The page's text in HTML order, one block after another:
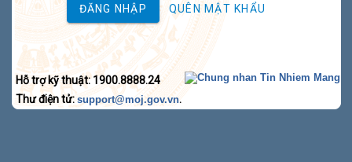
ĐĂNG NHẬP QUÊN MẬT KHẨU
Hỗ trợ kỹ thuật: 1900.8888.24
Thư điện tử: support@moj.gov.vn.